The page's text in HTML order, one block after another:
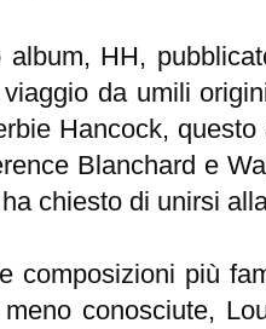
album, HH,
da umili
Hancock,
Blanchard e
chiesto di unirsi
composizioni più
conosciute,